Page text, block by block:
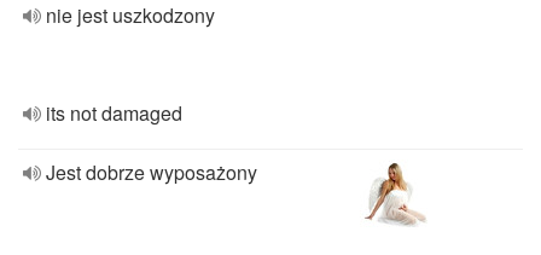
nie jest uszkodzony
its not damaged
Jest dobrze wyposażony